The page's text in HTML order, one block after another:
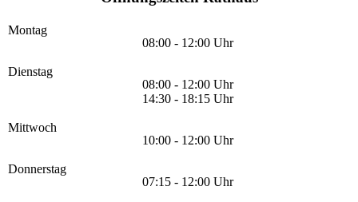
Montag
08:00 - 12:00 Uhr
Dienstag
08:00 - 12:00 Uhr
14:30 - 18:15 Uhr
Mittwoch
10:00 - 12:00 Uhr
Donnerstag
07:15 - 12:00 Uhr